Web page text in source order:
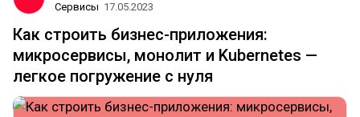
Сервисы 17.05.2023
Как строить бизнес-приложения:
микросервисы, монолит и Kubernetes —
легкое погружение с нуля